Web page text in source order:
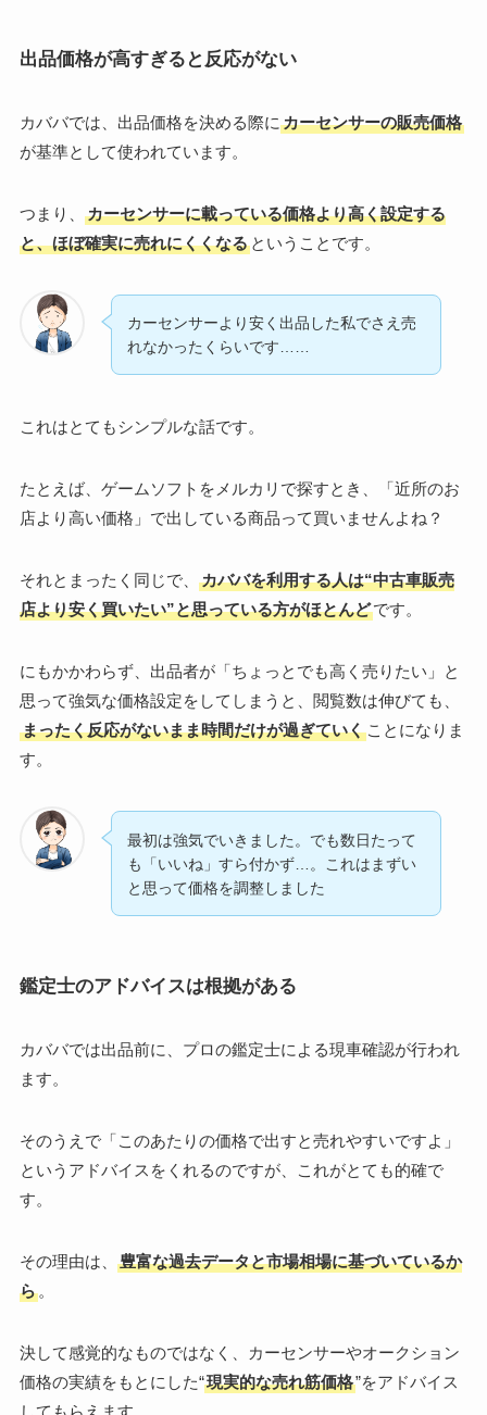
出品価格が高すぎると反応がない
カババでは、出品価格を決める際に カーセンサーの販売価格
が基準として使われています。
つまり、
カーセンサーに載っている価格より高く設定する
と、ほぼ確実に売れにくくなるということです。
カーセンサーより安く出品した私でさえ売
れなかったくらいです……
これはとてもシンプルな話です。
たとえば、ゲームソフトをメルカリで探すとき、「近所のお
店より高い価格」で出している商品って買いませんよね？
それとまったく同じで、
カババを利用する人は“中古車販売
店より安く買いたい”と思っている方がほとんどです。
にもかかわらず、出品者が「ちょっとでも高く売りたい」と
思って強気な価格設定をしてしまうと、閲覧数は伸びても、
まったく反応がないまま時間だけが過ぎていくことになりま
す。
最初は強気でいきました。でも数日たって
も「いいね」すら付かず…。これはまずい
と思って価格を調整しました
鑑定士のアドバイスは根拠がある
カババでは出品前に、プロの鑑定士による現車確認が行われ
ます。
そのうえで「このあたりの価格で出すと売れやすいですよ」
というアドバイスをくれるのですが、これがとても的確で
す。
その理由は、
豊富な過去データと市場相場に基づいているか
ら。
決して感覚的なものではなく、カーセンサーやオークション
価格の実績をもとにした“現実的な売れ筋価格”をアドバイス